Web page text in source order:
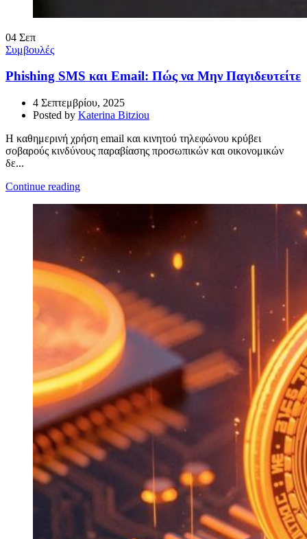
04 Σεπ
Συμβουλές
Phishing SMS και Email: Πώς να Μην Παγιδευτείτε
4 Σεπτεμβρίου, 2025
Posted by Katerina Bitziou
Η καθημερινή χρήση email και κινητού τηλεφώνου κρύβει
σοβαρούς κινδύνους παραβίασης προσωπικών και οικονομικών
δε...
Continue reading